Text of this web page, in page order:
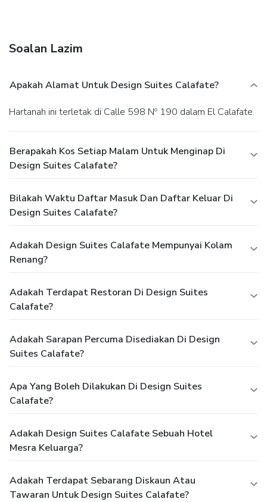
Soalan Lazim
Apakah Alamat Untuk Design Suites Calafate?
Hartanah ini terletak di Calle 598 Nº 190 dalam El Calafate.
Berapakah Kos Setiap Malam Untuk Menginap Di
Design Suites Calafate?
Bilakah Waktu Daftar Masuk Dan Daftar Keluar Di
Design Suites Calafate?
Adakah Design Suites Calafate Mempunyai Kolam
Renang?
Adakah Terdapat Restoran Di Design Suites
Calafate?
Adakah Sarapan Percuma Disediakan Di Design
Suites Calafate?
Apa Yang Boleh Dilakukan Di Design Suites
Calafate?
Adakah Design Suites Calafate Sebuah Hotel
Mesra Keluarga?
Adakah Terdapat Sebarang Diskaun Atau
Tawaran Untuk Design Suites Calafate?